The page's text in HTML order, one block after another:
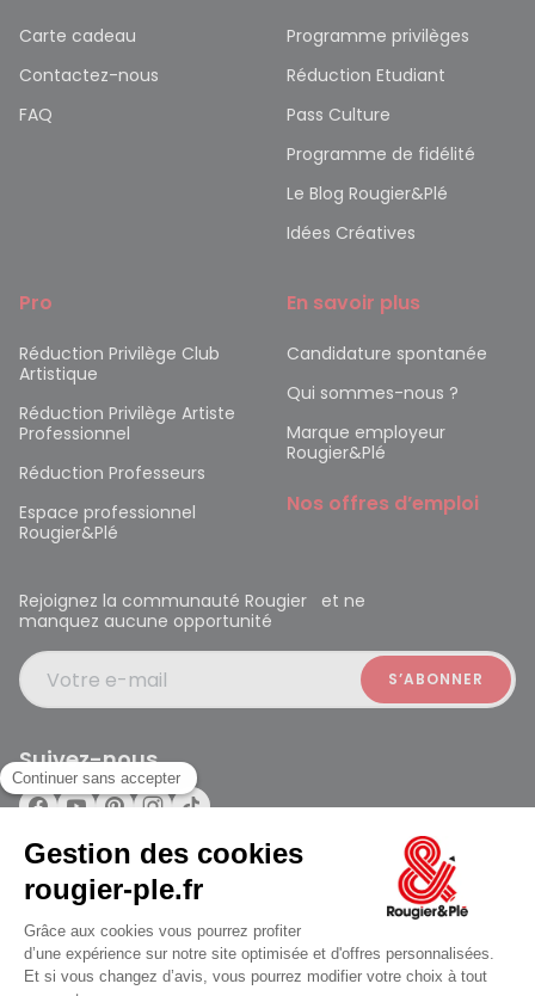
ouvert à 09:30
Carte cadeau
Contactez-nous
FAQ
Programme privilèges
Réduction Etudiant
Pass Culture
Programme de fidélité
Le Blog Rougier&Plé
Idées Créatives
Pro
Réduction Privilège Club
Artistique
Réduction Privilège Artiste
Professionnel
Réduction Professeurs
Espace professionnel
Rougier&Plé
En savoir plus
Candidature spontanée
Qui sommes-nous ?
Marque employeur
Rougier&Plé
Nos offres d’emploi
Rejoignez la communauté Rougier et ne
manquez aucune opportunité
Votre e-mail
Suivez-nous
Rougier et Plé 2024 Copyright